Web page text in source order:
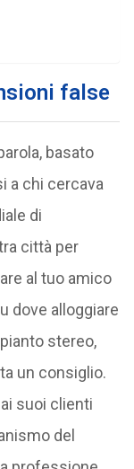
false
basato
a chi cercava
di
città per
al tuo amico
dove alloggiare
stereo,
un consiglio.
suoi clienti
del